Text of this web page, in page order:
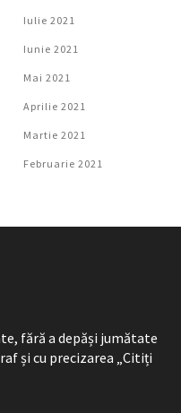
Iulie 2021
Iunie 2021
Mai 2021
Aprilie 2021
Martie 2021
Februarie 2021
fără a depăși jumătate
și cu precizarea „Citiți